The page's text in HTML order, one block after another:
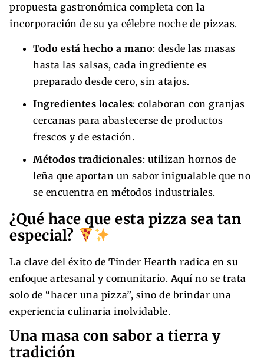
propuesta gastronómica completa con la
incorporación de su ya célebre noche de pizzas.
Todo está hecho a mano: desde las masas
hasta las salsas, cada ingrediente es
preparado desde cero, sin atajos.
Ingredientes locales: colaboran con granjas
cercanas para abastecerse de productos
frescos y de estación.
Métodos tradicionales: utilizan hornos de
leña que aportan un sabor inigualable que no
se encuentra en métodos industriales.
¿Qué hace que esta pizza sea tan
especial?
La clave del éxito de Tinder Hearth radica en su
enfoque artesanal y comunitario. Aquí no se trata
solo de “hacer una pizza”, sino de brindar una
experiencia culinaria inolvidable.
Una masa con sabor a tierra y
tradición